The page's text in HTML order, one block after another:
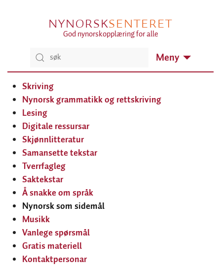
NYNORSKSENTERET
God nynorskopplæring for alle
Meny
Skriving
Nynorsk grammatikk og rettskriving
Lesing
Digitale ressursar
Skjønnlitteratur
Samansette tekstar
Tverrfagleg
Saktekstar
Å snakke om språk
Nynorsk som sidemål
Musikk
Vanlege spørsmål
Gratis materiell
Kontaktpersonar